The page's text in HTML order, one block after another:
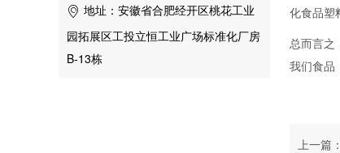
 地址：安徽省合肥经开区桃花工业
园拓展区工投立恒工业广场标准化厂房
B-13栋
化食品塑
总而言之
我们食品
上一篇：